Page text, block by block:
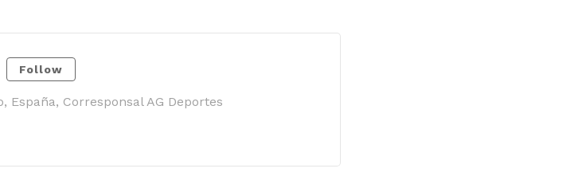
Follow
España, Corresponsal AG Deportes